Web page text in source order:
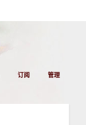
订阅 管理